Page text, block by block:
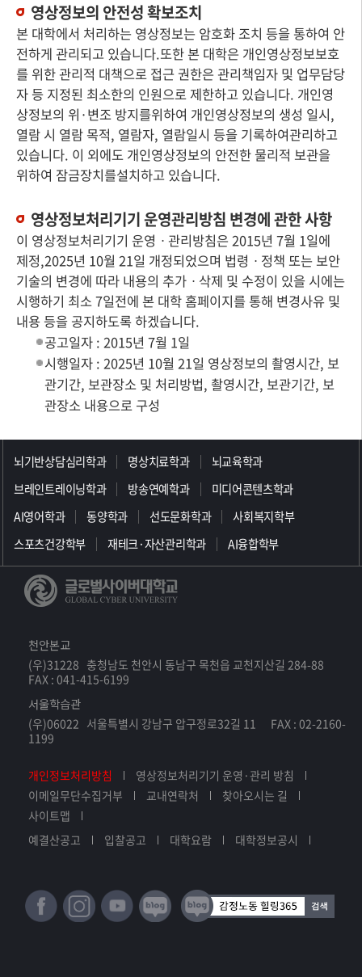
영상정보의 안전성 확보조치
본 대학에서 처리하는 영상정보는 암호화 조치 등을 통하여 안
전하게 관리되고 있습니다.또한 본 대학은 개인영상정보보호
를 위한 관리적 대책으로 접근 권한은 관리책임자 및 업무담당
자 등 지정된 최소한의 인원으로 제한하고 있습니다. 개인영
상정보의 위·변조 방지를위하여 개인영상정보의 생성 일시,
열람 시 열람 목적, 열람자, 열람일시 등을 기록하여관리하고
있습니다. 이 외에도 개인영상정보의 안전한 물리적 보관을
위하여 잠금장치를설치하고 있습니다.
영상정보처리기기 운영관리방침 변경에 관한 사항
이 영상정보처리기기 운영ㆍ관리방침은 2015년 7월 1일에
제정,2025년 10월 21일 개정되었으며 법령ㆍ정책 또는 보안
기술의 변경에 따라 내용의 추가ㆍ삭제 및 수정이 있을 시에는
시행하기 최소 7일전에 본 대학 홈페이지를 통해 변경사유 및
내용 등을 공지하도록 하겠습니다.
공고일자 : 2015년 7월 1일
시행일자 : 2025년 10월 21일 영상정보의 촬영시간, 보
관기간, 보관장소 및 처리방법, 촬영시간, 보관기간, 보
관장소 내용으로 구성
뇌기반상담심리학과 명상치료학과
뇌교육학과
브레인트레이닝학과
방송연예학과
미디어콘텐츠학과
AI영어학과
동양학과 선도문화학과
사회복지학부
스포츠건강학부
재테크·자산관리학과 AI융합학부
천안본교
(우)31228 충청남도 천안시 동남구 목천읍 교천지산길 284-88
FAX : 041-415-6199
서울학습관
(우)06022 서울특별시 강남구 압구정로32길 11 FAX : 02-2160-
1199
개인정보처리방침
영상정보처리기기 운영·관리 방침
이메일무단수집거부
교내연락처
찾아오시는 길
사이트맵
예결산공고
입찰공고 대학요람 대학정보공시